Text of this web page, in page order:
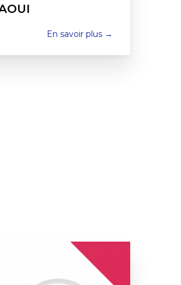
En savoir plus →